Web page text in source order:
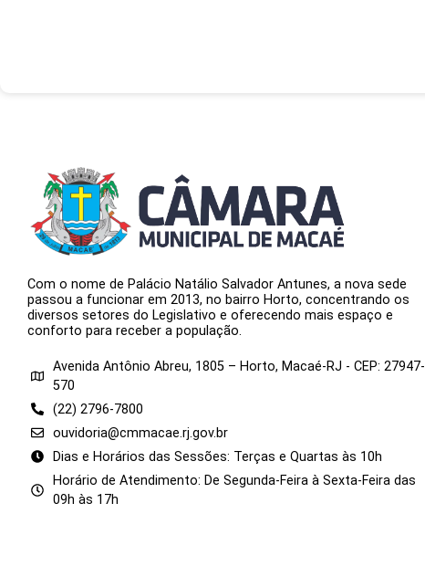
Com o nome de Palácio Natálio Salvador Antunes, a nova sede
passou a funcionar em 2013, no bairro Horto, concentrando os
diversos setores do Legislativo e oferecendo mais espaço e
conforto para receber a população.
Avenida Antônio Abreu, 1805 – Horto, Macaé-RJ - CEP: 27947-
570
(22) 2796-7800
ouvidoria@cmmacae.rj.gov.br
Dias e Horários das Sessões: Terças e Quartas às 10h
Horário de Atendimento: De Segunda-Feira à Sexta-Feira das
09h às 17h